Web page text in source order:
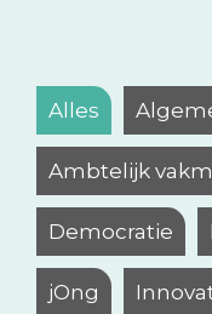
Alles
Ambtelijk
Democratie
jOng